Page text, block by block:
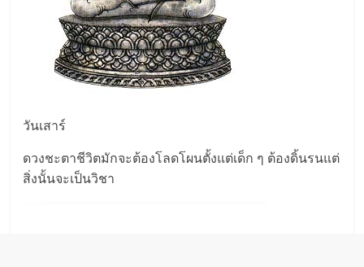
วันเสาร์
ดวงชะตาชีวิตมักจะต้องโลดโผนตั้งแต่เด็ก ๆ ต้องดิ้นรนแต่
สิ่งนั้นจะเป็นวิชา